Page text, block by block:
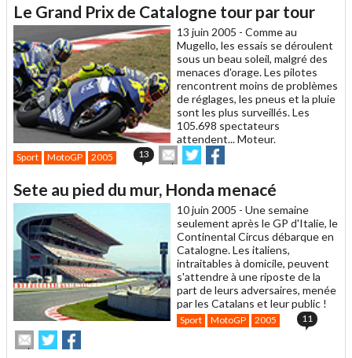
à
un
ami
Le Grand Prix de Catalogne tour par tour
13 juin 2005 - Comme au
Mugello, les essais se déroulent
sous un beau soleil, malgré des
menaces d'orage. Les pilotes
rencontrent moins de problèmes
de réglages, les pneus et la pluie
sont les plus surveillés. Les
105.698 spectateurs
attendent... Moteur.
Sport MotoGP 2005 13
Envoyer
cet
à
un
Partager
sur sur
Sete au pied du mur, Honda menacé
10 juin 2005 - Une semaine
seulement après le GP d'Italie, le
Continental Circus débarque en
Catalogne. Les italiens,
intraitables à domicile, peuvent
s'attendre à une riposte de la
part de leurs adversaires, menée
par les Catalans et leur public !
Sport MotoGP 2005 11
Envoyer
cet
Partager
sur
sur